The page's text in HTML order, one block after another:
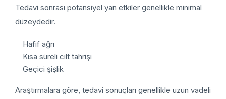
Tedavi sonrası potansiyel yan etkiler genellikle minimal
düzeydedir.
Hafif ağrı
Kısa süreli cilt tahrişi
Geçici şişlik
Araştırmalara göre, tedavi sonuçları genellikle uzun vadeli